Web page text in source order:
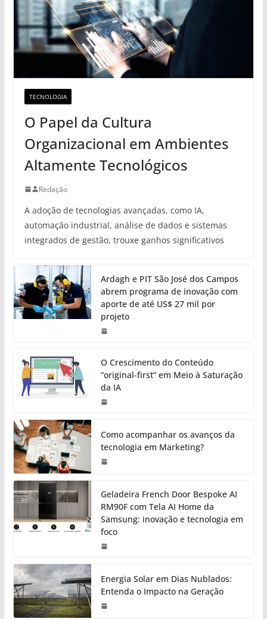
TECNOLOGIA
O Papel da Cultura
Organizacional em Ambientes
Altamente Tecnológicos
Redação
A adoção de tecnologias avançadas, como IA,
automação industrial, análise de dados e sistemas
integrados de gestão, trouxe ganhos significativos
Ardagh e PIT São José dos Campos
abrem programa de inovação com
aporte de até US$ 27 mil por
projeto
O Crescimento do Conteúdo
“original-first” em Meio à Saturação
da IA
Como acompanhar os avanços da
tecnologia em Marketing?
Geladeira French Door Bespoke AI
RM90F com Tela AI Home da
Samsung: inovação e tecnologia em
foco
Energia Solar em Dias Nublados:
Entenda o Impacto na Geração